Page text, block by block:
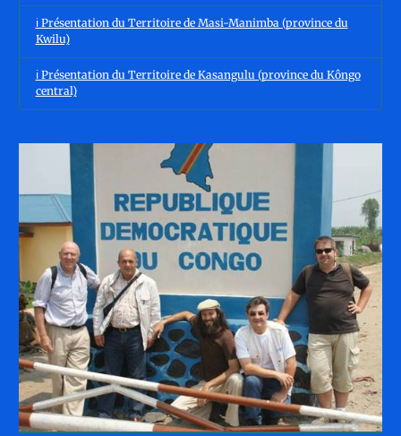
ℹ️ Présentation du Territoire de Masi-Manimba (province du
Kwilu)
ℹ️ Présentation du Territoire de Kasangulu (province du Kôngo
central)